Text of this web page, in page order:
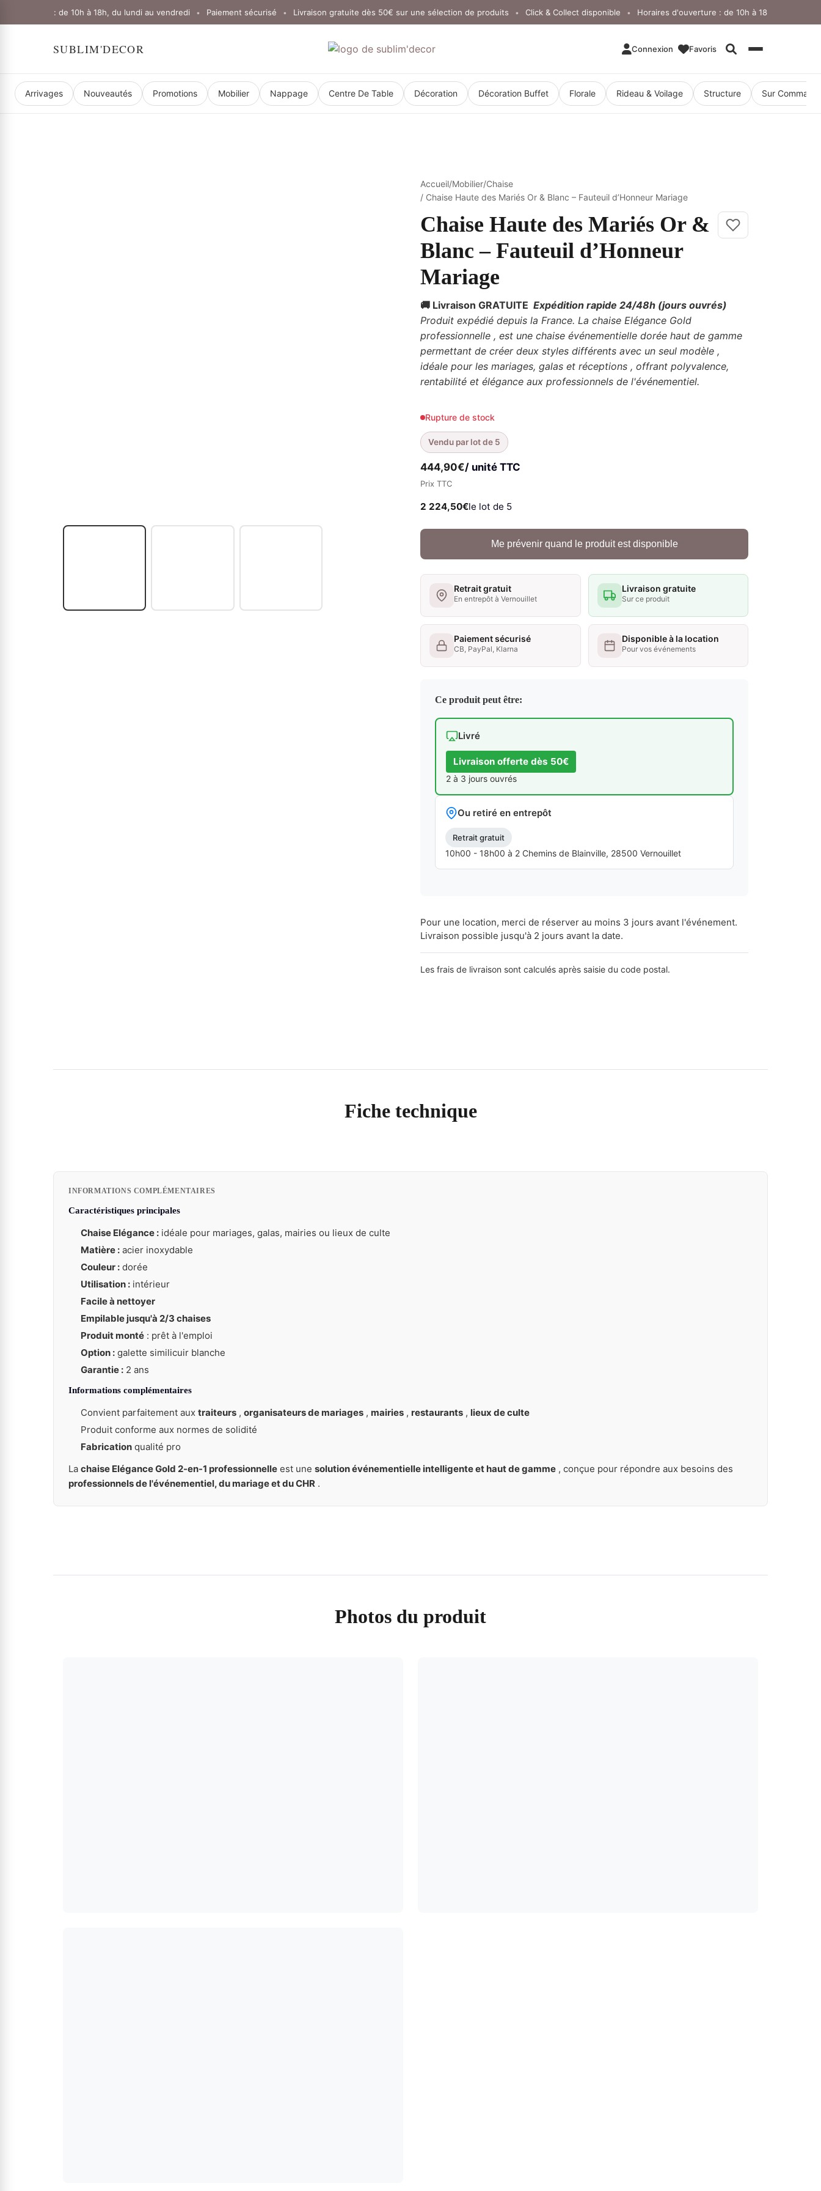
: de 10h à 18h, du lundi au vendredi • Paiement sécurisé • Livraison gratuite dès 50€ sur une sélection de produits • Click & Collect disponible • Horaires d'ouverture : de 10h à 18h, du lundi au
SUBLIM'DECOR Connexion Favoris
Rechercher
Arrivages Nouveautés Promotions Mobilier Nappage Centre De Table Décoration Décoration Buffet Florale Rideau & Voilage Structure Sur
Accueil/Mobilier/Chaise
/ Chaise Haute des Mariés Or & Blanc – Fauteuil d’Honneur Mariage
Chaise Haute des Mariés Or &
Blanc – Fauteuil d’Honneur
Mariage
🚚 Livraison GRATUITE Expédition rapide 24/48h (jours ouvrés)
Produit expédié depuis la France. La chaise Elégance Gold
professionnelle , est une chaise événementielle dorée haut de gamme
permettant de créer deux styles différents avec un seul modèle ,
idéale pour les mariages, galas et réceptions , offrant polyvalence,
rentabilité et élégance aux professionnels de l'événementiel.
Rupture de stock
Vendu par lot de 5
444,90€/ unité TTC
Prix TTC
2 224,50€le lot de 5
Me prévenir quand le produit est disponible
Retrait gratuit
En entrepôt à Vernouillet
Livraison gratuite
Sur ce produit
Paiement sécurisé
CB, PayPal, Klarna
Disponible à la location
Pour vos événements
Ce produit peut être:
Livré
Livraison offerte dès 50€
2 à 3 jours ouvrés
Ou retiré en entrepôt
Retrait gratuit
10h00 - 18h00 à 2 Chemins de Blainville, 28500 Vernouillet
Pour une location, merci de réserver au moins 3 jours avant l'événement.
Livraison possible jusqu'à 2 jours avant la date.
Les frais de livraison sont calculés après saisie du code postal.
Fiche technique
INFORMATIONS COMPLÉMENTAIRES
Caractéristiques principales
Chaise Elégance : idéale pour mariages, galas, mairies ou lieux de culte
Matière : acier inoxydable
Couleur : dorée
Utilisation : intérieur
Facile à nettoyer
Empilable jusqu'à 2/3 chaises
Produit monté : prêt à l'emploi
Option : galette similicuir blanche
Garantie : 2 ans
Informations complémentaires
Convient parfaitement aux traiteurs , organisateurs de mariages , mairies , restaurants , lieux de culte
Produit conforme aux normes de solidité
Fabrication qualité pro
La chaise Elégance Gold 2-en-1 professionnelle est une solution événementielle intelligente et haut de gamme , conçue pour répondre aux besoins des
professionnels de l'événementiel, du mariage et du CHR .
Photos du produit